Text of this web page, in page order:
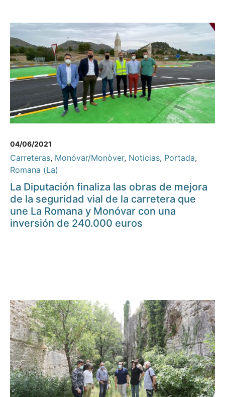
04/06/2021
Carreteras, Monóvar/Monòver, Noticias, Portada,
Romana (La)
La Diputación finaliza las obras de mejora
de la seguridad vial de la carretera que
une La Romana y Monóvar con una
inversión de 240.000 euros